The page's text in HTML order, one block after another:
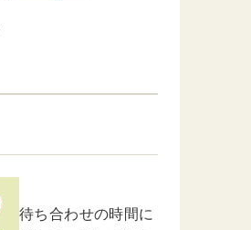
待ち合わせの時間に